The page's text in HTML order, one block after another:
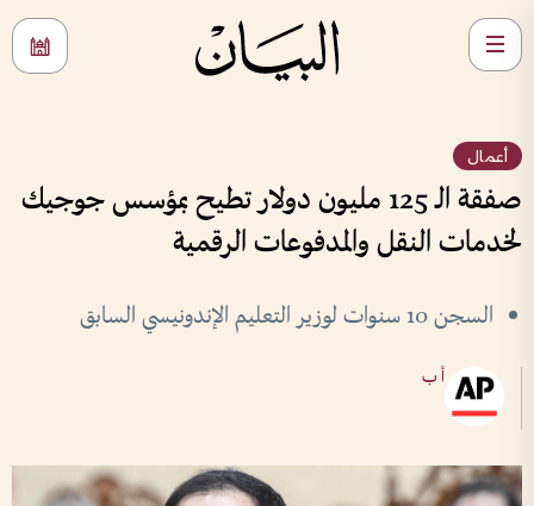
أعمال
صفقة الـ 125 مليون دولار تطيح بمؤسس جوجيك
لخدمات النقل والمدفوعات الرقمية
السجن 10 سنوات لوزير التعليم الإندونيسي السابق
أ ب